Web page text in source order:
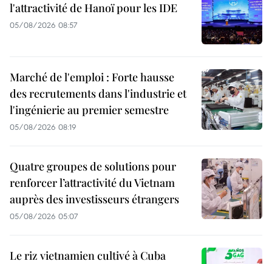
l'attractivité de Hanoï pour les IDE
05/08/2026 08:57
Marché de l'emploi : Forte hausse
des recrutements dans l'industrie et
l'ingénierie au premier semestre
05/08/2026 08:19
Quatre groupes de solutions pour
renforcer l’attractivité du Vietnam
auprès des investisseurs étrangers
05/08/2026 05:07
Le riz vietnamien cultivé à Cuba